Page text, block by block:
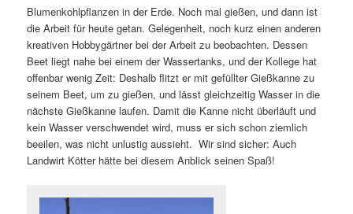
Blumenkohlpflanzen in der Erde. Noch mal gießen, und dann ist
die Arbeit für heute getan. Gelegenheit, noch kurz einen anderen
kreativen Hobbygärtner bei der Arbeit zu beobachten. Dessen
Beet liegt nahe bei einem der Wassertanks, und der Kollege hat
offenbar wenig Zeit: Deshalb flitzt er mit gefüllter Gießkanne zu
seinem Beet, um zu gießen, und lässt gleichzeitig Wasser in die
nächste Gießkanne laufen. Damit die Kanne nicht überläuft und
kein Wasser verschwendet wird, muss er sich schon ziemlich
beeilen, was nicht unlustig aussieht. Wir sind sicher: Auch
Landwirt Kötter hätte bei diesem Anblick seinen Spaß!